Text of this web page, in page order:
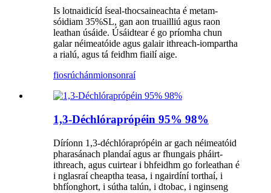
Is lotnaidicíd íseal-thocsaineachta é metam-
sóidiam 35%SL, gan aon truailliú agus raon
leathan úsáide. Úsáidtear é go príomha chun
galar néimeatóide agus galair ithreach-iompartha
a rialú, agus tá feidhm fiailí aige.
fiosrúchánmionsonraí
1,3-Déchlóraprópéin 95% 98%
Díríonn 1,3-déchlóraprópéin ar gach néimeatóid
pharasánach plandaí agus ar fhungais pháirt-
ithreach, agus cuirtear i bhfeidhm go forleathan é
i nglasraí cheaptha teasa, i ngairdíní torthaí, i
bhfíonghort, i sútha talún, i dtobac, i nginseng